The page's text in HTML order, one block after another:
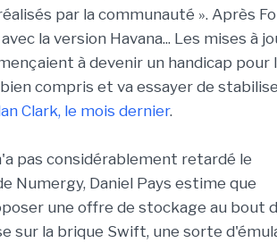
par la communauté ». Après
la version Havana... Les mises à
à devenir un handicap pour
compris et va essayer de
Clark, le mois dernier.
pas considérablement retardé le
Numergy, Daniel Pays estime que
une offre de stockage au bout
sur la brique Swift, une sorte